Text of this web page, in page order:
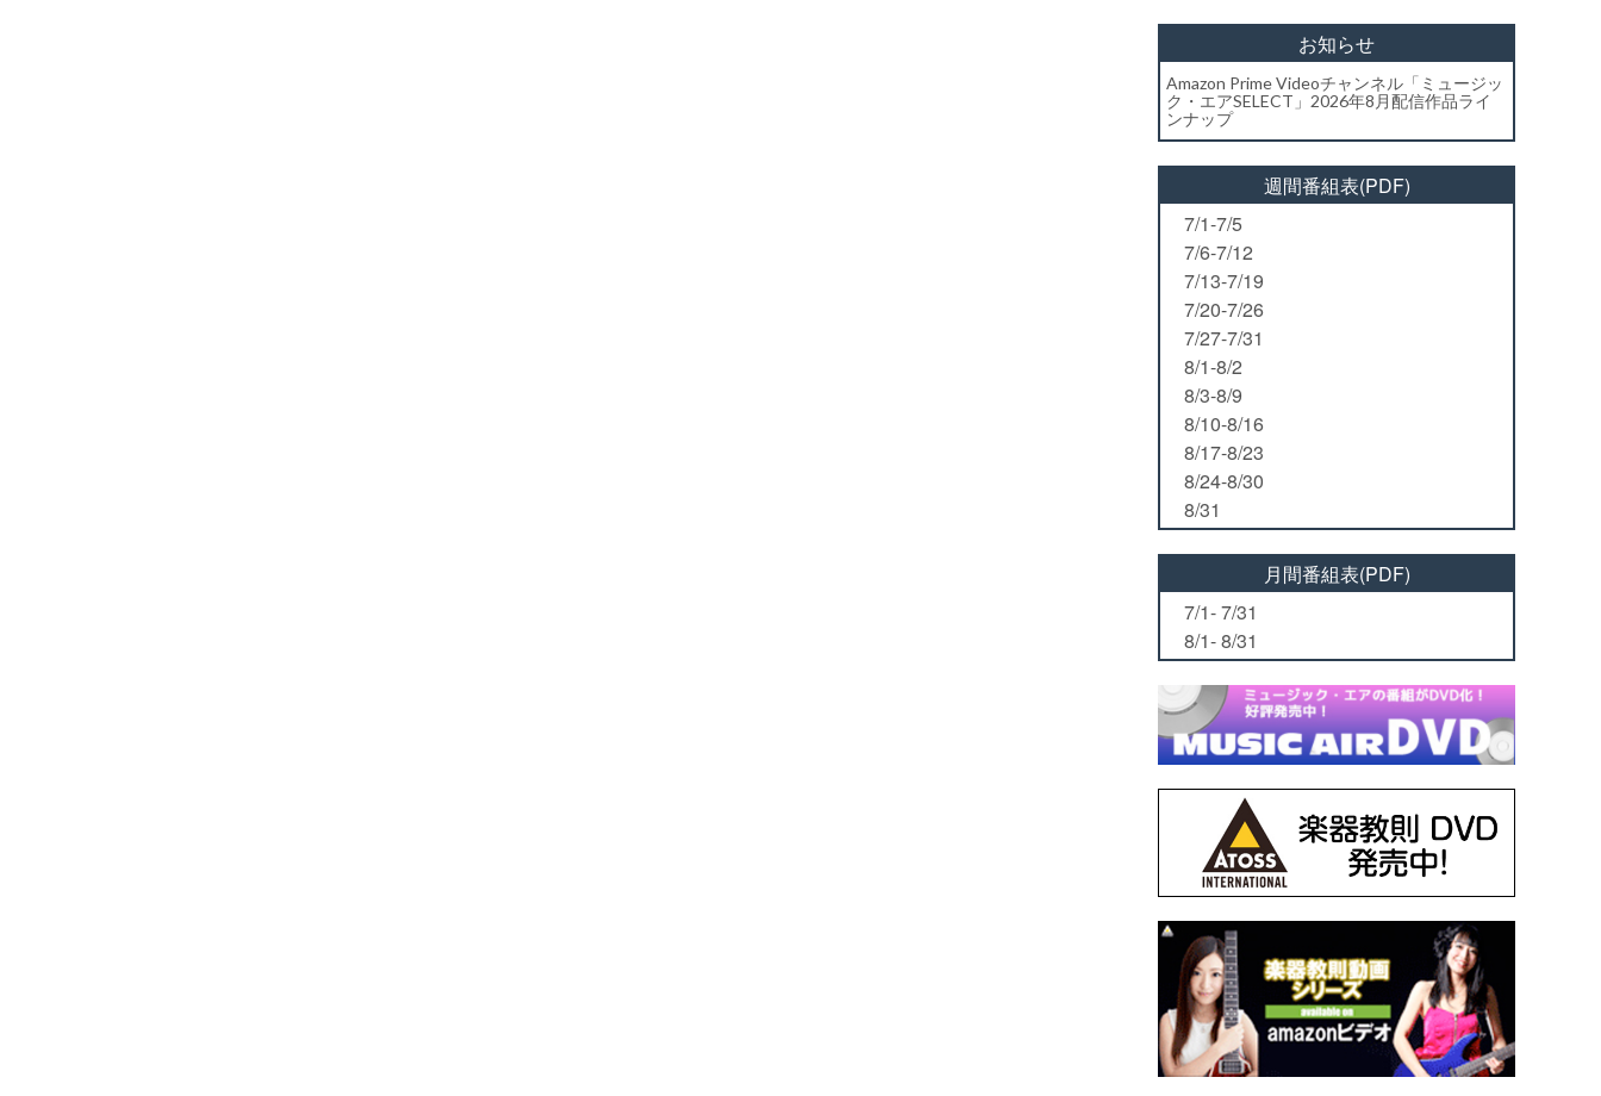
お知らせ
Amazon Prime Videoチャンネル「ミュージッ
ク・エアSELECT」2026年8月配信作品ライ
ンナップ
週間番組表(PDF)
7/1-7/5
7/6-7/12
7/13-7/19
7/20-7/26
7/27-7/31
8/1-8/2
8/3-8/9
8/10-8/16
8/17-8/23
8/24-8/30
8/31
月間番組表(PDF)
7/1- 7/31
8/1- 8/31